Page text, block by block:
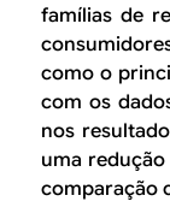
famílias de
como o
com os
nos
uma
comparação